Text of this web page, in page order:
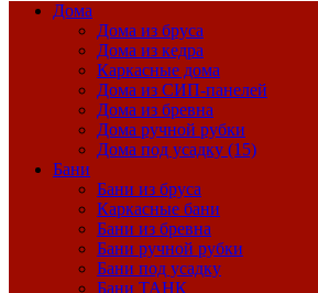
Дома
Дома из бруса
Дома из кедра
Каркасные дома
Дома из СИП-панелей
Дома из бревна
Дома ручной рубки
Дома под усадку (15)
Бани
Бани из бруса
Каркасные бани
Бани из бревна
Бани ручной рубки
Бани под усадку
Бани ТАНК